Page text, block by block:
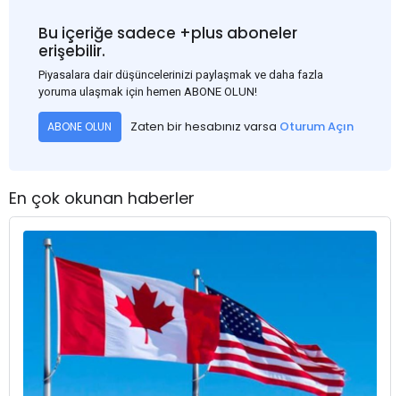
Bu içeriğe sadece +plus aboneler
erişebilir.
Piyasalara dair düşüncelerinizi paylaşmak ve daha fazla
yoruma ulaşmak için hemen ABONE OLUN!
ABONE OLUN Zaten bir hesabınız varsa Oturum Açın
En çok okunan haberler